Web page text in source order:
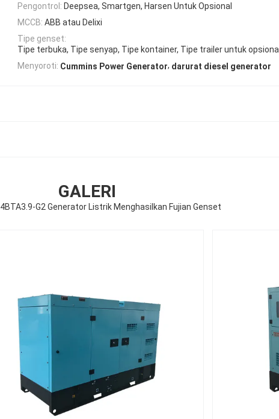
Pengontrol: Deepsea, Smartgen, Harsen Untuk Opsional
MCCB: ABB atau Delixi
Tipe genset:
Tipe terbuka, Tipe senyap, Tipe kontainer, Tipe trailer untuk opsional
Menyoroti: Cummins Power Generator, darurat diesel generator
GALERI
G2 Generator Listrik Menghasilkan Fujian Genset